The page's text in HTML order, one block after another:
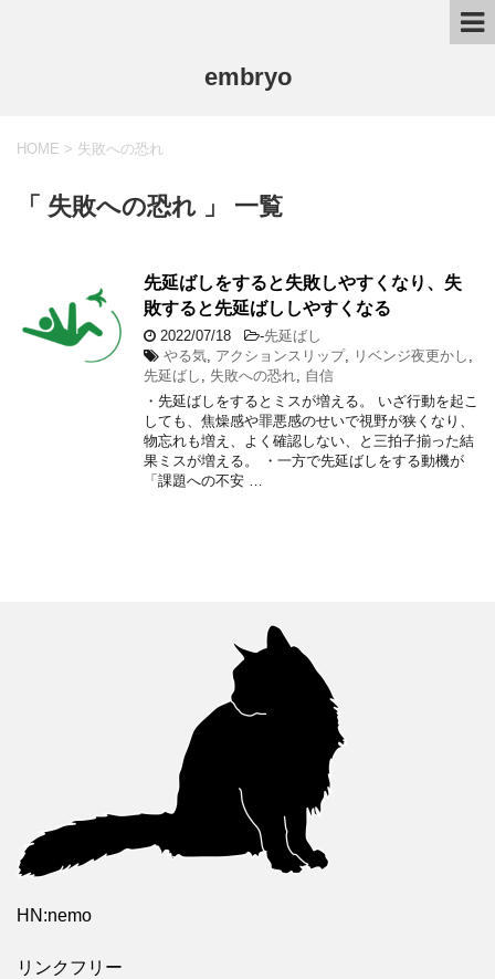
embryo
HOME > 失敗への恐れ
「 失敗への恐れ 」 一覧
先延ばしをすると失敗しやすくなり、失
敗すると先延ばししやすくなる
2022/07/18 -先延ばし
やる気 アクションスリップ, リベンジ夜更かし
先延ばし
失敗への恐れ 自信
・先延ばしをするとミスが増える。 いざ行動を起こ
しても、焦燥感や罪悪感のせいで視野が狭くなり、
物忘れも増え、よく確認しない、と三拍子揃った結
果ミスが増える。 ・一方で先延ばしをする動機が
「課題への不安 …
HN:nemo
リンクフリー